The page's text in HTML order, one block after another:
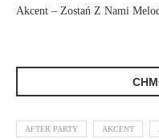
Akcent – Zostań Z Nami
AFTER PARTY AKCENT